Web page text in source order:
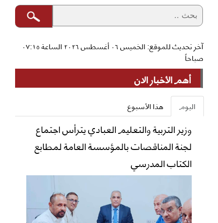
آخر تحديث للموقع: الخميس ٠٦ أغسطس ٢٠٢٦ الساعة ٠٧:١٥
صباحاً
أهم الأخبار الان
اليوم هذا الأسبوع
وزير التربية والتعليم العبادي يترأس اجتماع
لجنة المناقصات بالمؤسسة العامة لمطابع
الكتاب المدرسي